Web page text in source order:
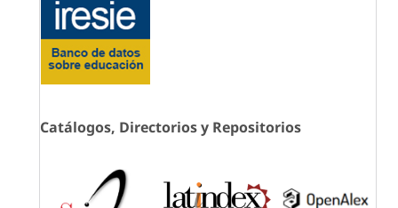
Catálogos, Directorios y Repositorios